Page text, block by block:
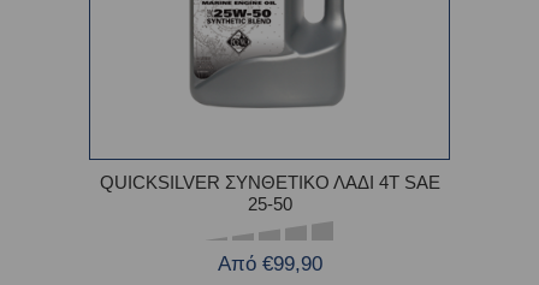
QUICKSILVER ΣΥΝΘΕΤΙΚΟ ΛΑΔΙ 4Τ SAE
25-50
Από €99,90